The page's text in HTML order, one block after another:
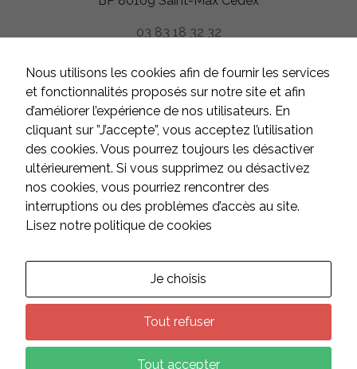
03 83 18 32 32
HORAIRES
Du lundi au jeudi
de 8h à 12h et de 13h à 17h
Le vendredi
de 8h à 12h et de 13h à 16h
Samedi et dimanche
fermé
CONTACT
Suivez-nous sur les réseaux :
Nous utilisons les cookies afin de fournir les services
et fonctionnalités proposés sur notre site et afin
d’améliorer l’expérience de nos utilisateurs. En
cliquant sur ”J’accepte”, vous acceptez l’utilisation
des cookies. Vous pourrez toujours les désactiver
ultérieurement. Si vous supprimez ou désactivez
nos cookies, vous pourriez rencontrer des
interruptions ou des problèmes d’accès au site.
Lisez notre politique de cookies
Je choisis
Tout refuser
Tout accepter
évolutions et
statistiques,
Nous utilisons
Google
Analytics pour
l'établissement
de nos
statistiques.
Experience
Afin
d'améliorer
l'expérience
certaines
fonctionnalités
cookies. En
pas les
accepter, ces